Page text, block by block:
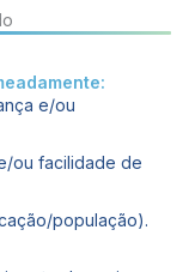
e/ou
ou facilidade de
população).